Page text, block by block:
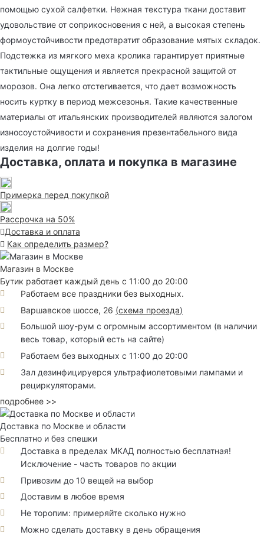
помощью сухой салфетки. Нежная текстура ткани доставит
удовольствие от соприкосновения с ней, а высокая степень
формоустойчивости предотвратит образование мятых складок.
Подстежка из мягкого меха кролика гарантирует приятные
тактильные ощущения и является прекрасной защитой от
морозов. Она легко отстегивается, что дает возможность
носить куртку в период межсезонья. Такие качественные
материалы от итальянских производителей являются залогом
износоустойчивости и сохранения презентабельного вида
изделия на долгие годы!
Доставка, оплата и покупка в магазине
Примерка перед покупкой
Рассрочка на 50%
Доставка и оплата
Как определить размер?
Магазин в Москве
Бутик работает каждый день с 11:00 до 20:00
Работаем все праздники без выходных.
Варшавское шоссе, 26 (схема проезда)
Большой шоу-рум с огромным ассортиментом (в наличии
весь товар, который есть на сайте)
Работаем без выходных с 11:00 до 20:00
Зал дезинфицируерся ультрафиолетовыми лампами и
рециркуляторами.
подробнее >>
Доставка по Москве и области
Бесплатно и без спешки
Доставка в пределах МКАД полностью бесплатная!
Исключение - часть товаров по акции
Привозим до 10 вещей на выбор
Доставим в любое время
Не торопим: примеряйте сколько нужно
Можно сделать доставку в день обращения